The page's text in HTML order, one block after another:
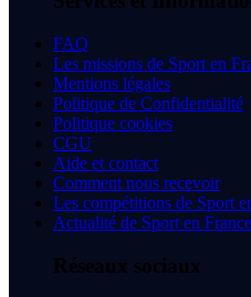
FAQ
Les missions de Sport en
Mentions légales
Politique de Confidentialité
Politique cookies
CGU
Aide et contact
Comment nous recevoir
Les compétitions de Sport
Actualité de Sport en France
Réseaux sociaux